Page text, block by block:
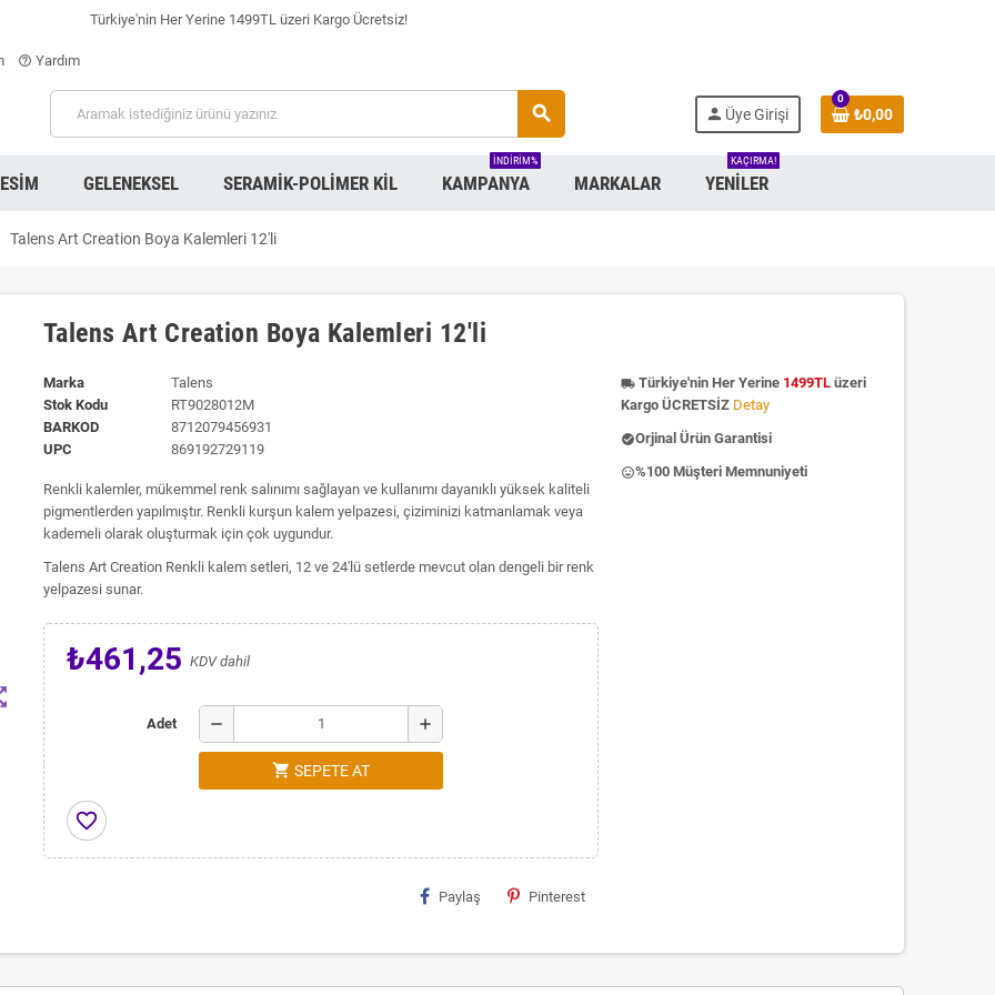
Türkiye'nin Her Yerine 1499TL üzeri Kargo Ücretsiz!
help_outline Yardım
search person Üye Girişi
0
₺0,00
GELENEKSEL SERAMIK-POLIMER KIL KAMPANYA
INDIRIM%
MARKALAR YENILER
KAÇIRMA!
Talens Art Creation Boya Kalemleri 12'li
Talens Art Creation Boya Kalemleri 12'li
Marka
Talens
Stok Kodu
RT9028012M
BARKOD
8712079456931
UPC
869192729119
Renkli kalemler, mükemmel renk salınımı sağlayan ve kullanımı dayanıklı yüksek kaliteli
pigmentlerden yapılmıştır. Renkli kurşun kalem yelpazesi, çiziminizi katmanlamak veya
kademeli olarak oluşturmak için çok uygundur.
Talens Art Creation Renkli kalem setleri, 12 ve 24'lü setlerde mevcut olan dengeli bir renk
yelpazesi sunar.
₺461,25 KDV dahil
Adet remove add
shopping_cart SEPETE AT
favorite_border
Paylaş Pinterest
local_shipping Türkiye'nin Her Yerine 1499TLüzeri
Kargo ÜCRETSİZ Detay
check_circleOrjinal Ürün Garantisi
insert_emoticon%100 Müşteri Memnuniyeti